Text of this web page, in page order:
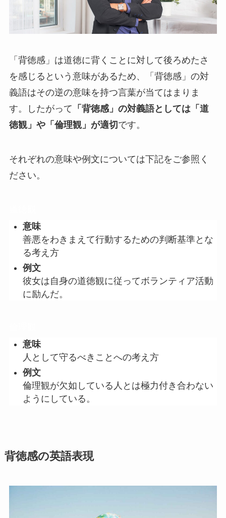
「背徳感」は道徳に背くことに対して後ろめたさ
を感じるという意味があるため、「背徳感」の対
義語はその逆の意味を持つ言葉が当てはまりま
す。したがって 「背徳感」の対義語としては「道
徳観」や「倫理観」が適切です。
それぞれの意味や例文については下記をご参照く
ださい。
意味
善悪をわきまえて行動するための判断基準とな
る考え方
例文
彼女は自身の道徳観に従ってボランティア活動
に励んだ。
意味
人として守るべきことへの考え方
例文
倫理観が欠如している人とは極力付き合わない
ようにしている。
背徳感の英語表現